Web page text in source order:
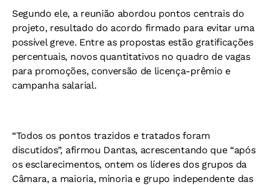
Segundo ele, a reunião abordou pontos centrais do
projeto, resultado do acordo firmado para evitar uma
possível greve. Entre as propostas estão gratificações
percentuais, novos quantitativos no quadro de vagas
para promoções, conversão de licença-prêmio e
campanha salarial.
“Todos os pontos trazidos e tratados foram
discutidos”, afirmou Dantas, acrescentando que “após
os esclarecimentos, ontem os líderes dos grupos da
Câmara, a maioria, minoria e grupo independente das